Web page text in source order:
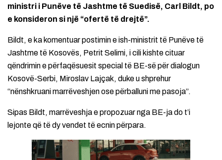
ministri i Punëve të Jashtme të Suedisë, Carl Bildt, po
e konsideron si një “ofertë të drejtë”.
Bildt, e ka komentuar postimin e ish-ministrit të Punëve të
Jashtme të Kosovës, Petrit Selimi, i cili kishte cituar
qëndrimin e përfaqësuesit special të BE-së për dialogun
Kosovë-Serbi, Miroslav Lajçak, duke u shprehur
“nënshkruani marrëveshjen ose përballuni me pasoja”.
Sipas Bildt, marrëveshja e propozuar nga BE-ja do t’i
lejonte që të dy vendet të ecnin përpara.